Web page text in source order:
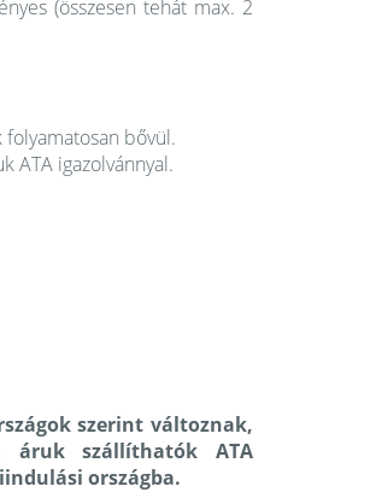
(összesen tehát max. 2
folyamatosan bővül.
ATA igazolvánnyal.
szerint változnak,
áruk szállíthatók ATA
országba.